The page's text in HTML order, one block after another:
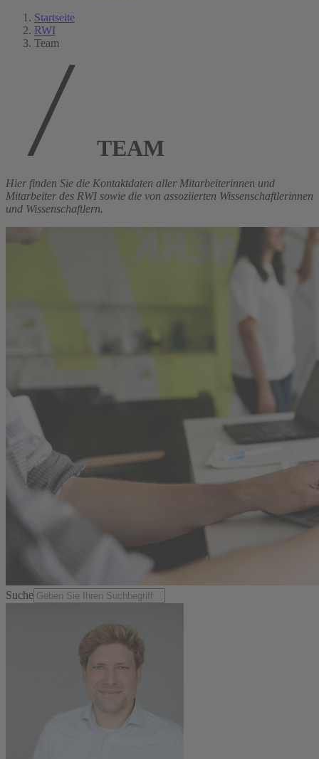
Startseite
RWI
Team
TEAM
Hier finden Sie die Kontaktdaten aller Mitarbeiterinnen und
Mitarbeiter des RWI sowie die von assoziierten Wissenschaftlerinnen
und Wissenschaftlern.
Suche